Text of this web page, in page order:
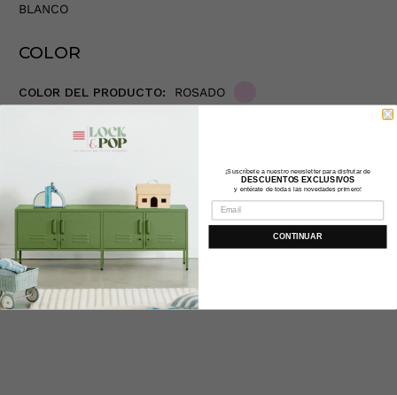
BLANCO
COLOR
COLOR DEL PRODUCTO: ROSADO
¡Suscríbete a nuestro newsletter para disfrutar de
DESCUENTOS EXCLUSIVOS
y entérate de todas las novedades primero!
CONTINUAR